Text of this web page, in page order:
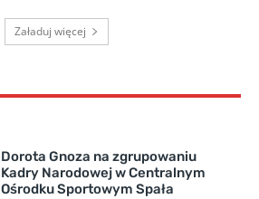
Załaduj więcej
Dorota Gnoza na zgrupowaniu
Kadry Narodowej w Centralnym
Ośrodku Sportowym Spała